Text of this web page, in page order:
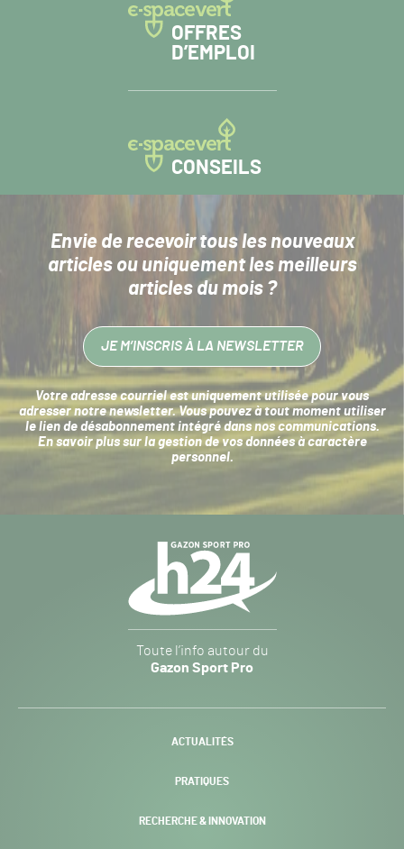
OFFRES
D’EMPLOI
CONSEILS
Envie de recevoir tous les nouveaux
articlesou uniquement les meilleurs
articles du mois ?
JE M’INSCRIS À LA NEWSLETTER
Votre adresse courriel est uniquement utilisée pour vous
adresser notre newsletter. Vous pouvez à tout moment utiliser
le lien de désabonnement intégré dans nos communications.
En savoir plus sur la gestion de vos données à caractère
personnel.
Sport
Pro
-
Toute l’info autour du
Gazon Sport Pro
ACTUALITÉS
PRATIQUES
RECHERCHE & INNOVATION